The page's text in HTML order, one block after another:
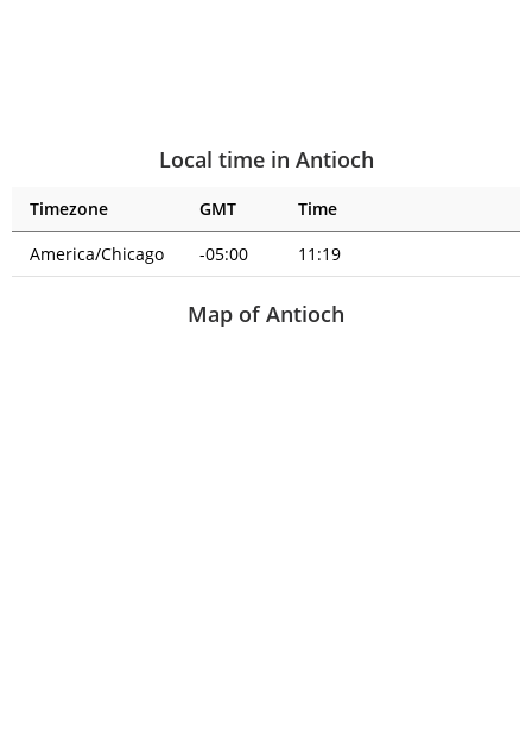
Local time in Antioch
Timezone GMT
Time
America/Chicago
-05:00 11:19
Map of Antioch